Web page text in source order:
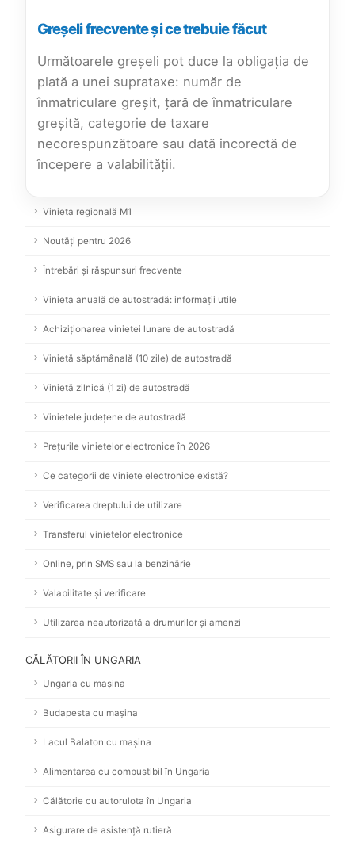
Greșeli frecvente și ce trebuie făcut
Următoarele greșeli pot duce la obligația de
plată a unei suprataxe: număr de
înmatriculare greșit, țară de înmatriculare
greșită, categorie de taxare
necorespunzătoare sau dată incorectă de
începere a valabilității.
Vinieta regională M1
Noutăți pentru 2026
Întrebări și răspunsuri frecvente
Vinieta anuală de autostradă: informații utile
Achiziționarea vinietei lunare de autostradă
Vinietă săptămânală (10 zile) de autostradă
Vinietă zilnică (1 zi) de autostradă
Vinietele județene de autostradă
Prețurile vinietelor electronice în 2026
Ce categorii de viniete electronice există?
Verificarea dreptului de utilizare
Transferul vinietelor electronice
Online, prin SMS sau la benzinărie
Valabilitate și verificare
Utilizarea neautorizată a drumurilor și amenzi
CĂLĂTORII ÎN UNGARIA
Ungaria cu mașina
Budapesta cu mașina
Lacul Balaton cu mașina
Alimentarea cu combustibil în Ungaria
Călătorie cu autorulota în Ungaria
Asigurare de asistență rutieră